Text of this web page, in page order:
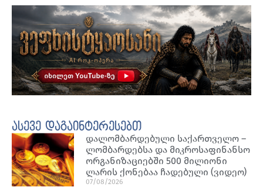
ასევე დაგაინტერესებთ
დალომბარდებული საქართველო –
ლომბარდებსა და მიკროსაფინანსო
ორგანიზაციებში 500 მილიონი
ლარის ქონებაა ჩადებული (ვიდეო)
07/08/2026